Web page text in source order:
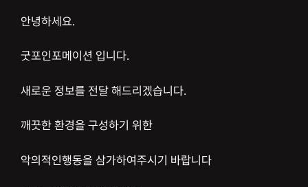
안녕하세요.
굿포인포메이션 입니다.
새로운 정보를 전달 해드리겠습니다.
깨끗한 환경을 구성하기 위한
악의적인행동을 삼가하여주시기 바랍니다